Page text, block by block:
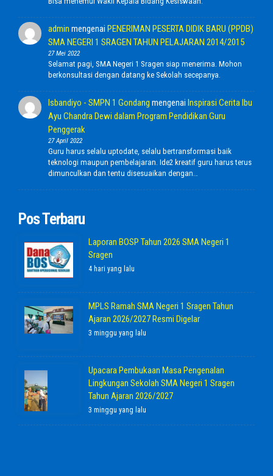
admin mengenai PENERIMAN PESERTA DIDIK BARU (PPDB)
SMA NEGERI 1 SRAGEN TAHUN PELAJARAN 2014/2015
27 Mei 2022
Selamat pagi, SMA Negeri 1 Sragen siap menerima. Mohon
berkonsultasi dengan datang ke Sekolah secepanya.
Isbandiyo - SMPN 1 Gondang mengenai Inspirasi Cerita Ibu
Ayu Chandra Dewi dalam Program Pendidikan Guru
Penggerak
27 April 2022
Guru harus selalu uptodate, selalu bertransformasi baik
teknologi maupun pembelajaran. Ide2 kreatif guru harus terus
dimunculkan dan tentu disesuaikan dengan…
Pos Terbaru
Laporan BOSP Tahun 2026 SMA Negeri 1
Sragen
4 hari yang lalu
MPLS Ramah SMA Negeri 1 Sragen Tahun
Ajaran 2026/2027 Resmi Digelar
3 minggu yang lalu
Upacara Pembukaan Masa Pengenalan
Lingkungan Sekolah SMA Negeri 1 Sragen
Tahun Ajaran 2026/2027
3 minggu yang lalu